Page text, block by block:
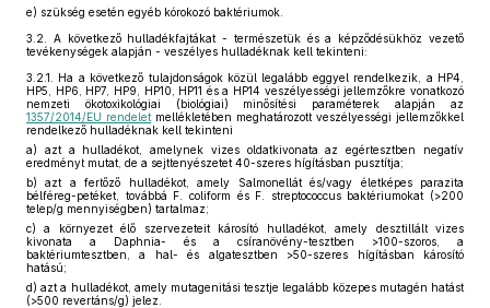
e) szükség esetén egyéb kórokozó baktériumok.
3.2.
A következő hulladékfajtákat - természetük és a képződésükhöz vezető
tevékenységek alapján - veszélyes hulladéknak kell tekinteni:
3.2.1.
Ha a következő tulajdonságok közül legalább eggyel rendelkezik, a HP4,
HP5, HP6, HP7, HP9, HP10, HP11 és a HP14 veszélyességi jellemzőkre vonatkozó
nemzeti ökotoxikológiai (biológiai) minősítési paraméterek alapján az
1357/2014/EU rendelet mellékletében meghatározott veszélyességi jellemzőkkel
rendelkező hulladéknak kell tekinteni
a) azt a hulladékot, amelynek vizes oldatkivonata az egértesztben negatív
eredményt mutat, de a sejttenyészetet 40-szeres hígításban pusztítja;
b) azt a fertőző hulladékot, amely Salmonellát és/vagy életképes parazita
bélféreg-petéket, továbbá F. coliform és F. streptococcus baktériumokat (>200
telep/g mennyiségben) tartalmaz;
c) a környezet élő szervezeteit károsító hulladékot, amely desztillált vizes
kivonata a Daphnia- és a csíranövény-tesztben >100-szoros, a
baktériumtesztben, a hal- és algatesztben >50-szeres hígításban károsító
hatású;
d) azt a hulladékot, amely mutagenitási tesztje legalább közepes mutagén hatást
(>500 revertáns/g) jelez.